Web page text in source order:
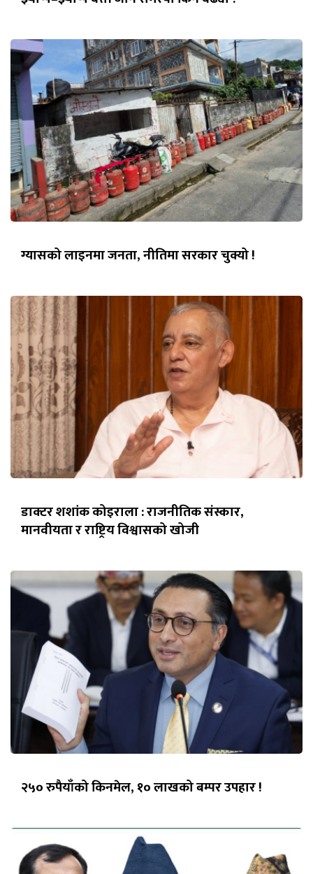
ग्यासको लाइनमा जनता, नीतिमा सरकार चुक्यो !
डाक्टर शशांक कोइराला : राजनीतिक संस्कार,
मानवीयता र राष्ट्रिय विश्वासको खोजी
२५० रुपैयाँको किनमेल, १० लाखको बम्पर उपहार !